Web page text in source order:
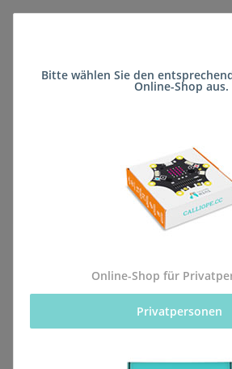
Lieferzeit:ca. 5 Wochen(DE - kein
Beschreibung
Alle Bestellungen für dieses Produkt
die Schule (Johann-Heinrich-
Bitte wählen Sie den
Online-Shop aus.
Online-Shop für
Privatpersonen